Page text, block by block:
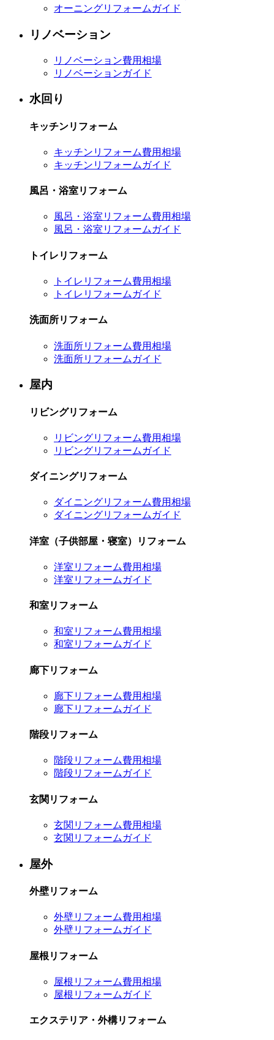
オーニングリフォームガイド
リノベーション
リノベーション費用相場
リノベーションガイド
水回り
キッチンリフォーム
キッチンリフォーム費用相場
キッチンリフォームガイド
風呂・浴室リフォーム
風呂・浴室リフォーム費用相場
風呂・浴室リフォームガイド
トイレリフォーム
トイレリフォーム費用相場
トイレリフォームガイド
洗面所リフォーム
洗面所リフォーム費用相場
洗面所リフォームガイド
屋内
リビングリフォーム
リビングリフォーム費用相場
リビングリフォームガイド
ダイニングリフォーム
ダイニングリフォーム費用相場
ダイニングリフォームガイド
洋室（子供部屋・寝室）リフォーム
洋室リフォーム費用相場
洋室リフォームガイド
和室リフォーム
和室リフォーム費用相場
和室リフォームガイド
廊下リフォーム
廊下リフォーム費用相場
廊下リフォームガイド
階段リフォーム
階段リフォーム費用相場
階段リフォームガイド
玄関リフォーム
玄関リフォーム費用相場
玄関リフォームガイド
屋外
外壁リフォーム
外壁リフォーム費用相場
外壁リフォームガイド
屋根リフォーム
屋根リフォーム費用相場
屋根リフォームガイド
エクステリア・外構リフォーム